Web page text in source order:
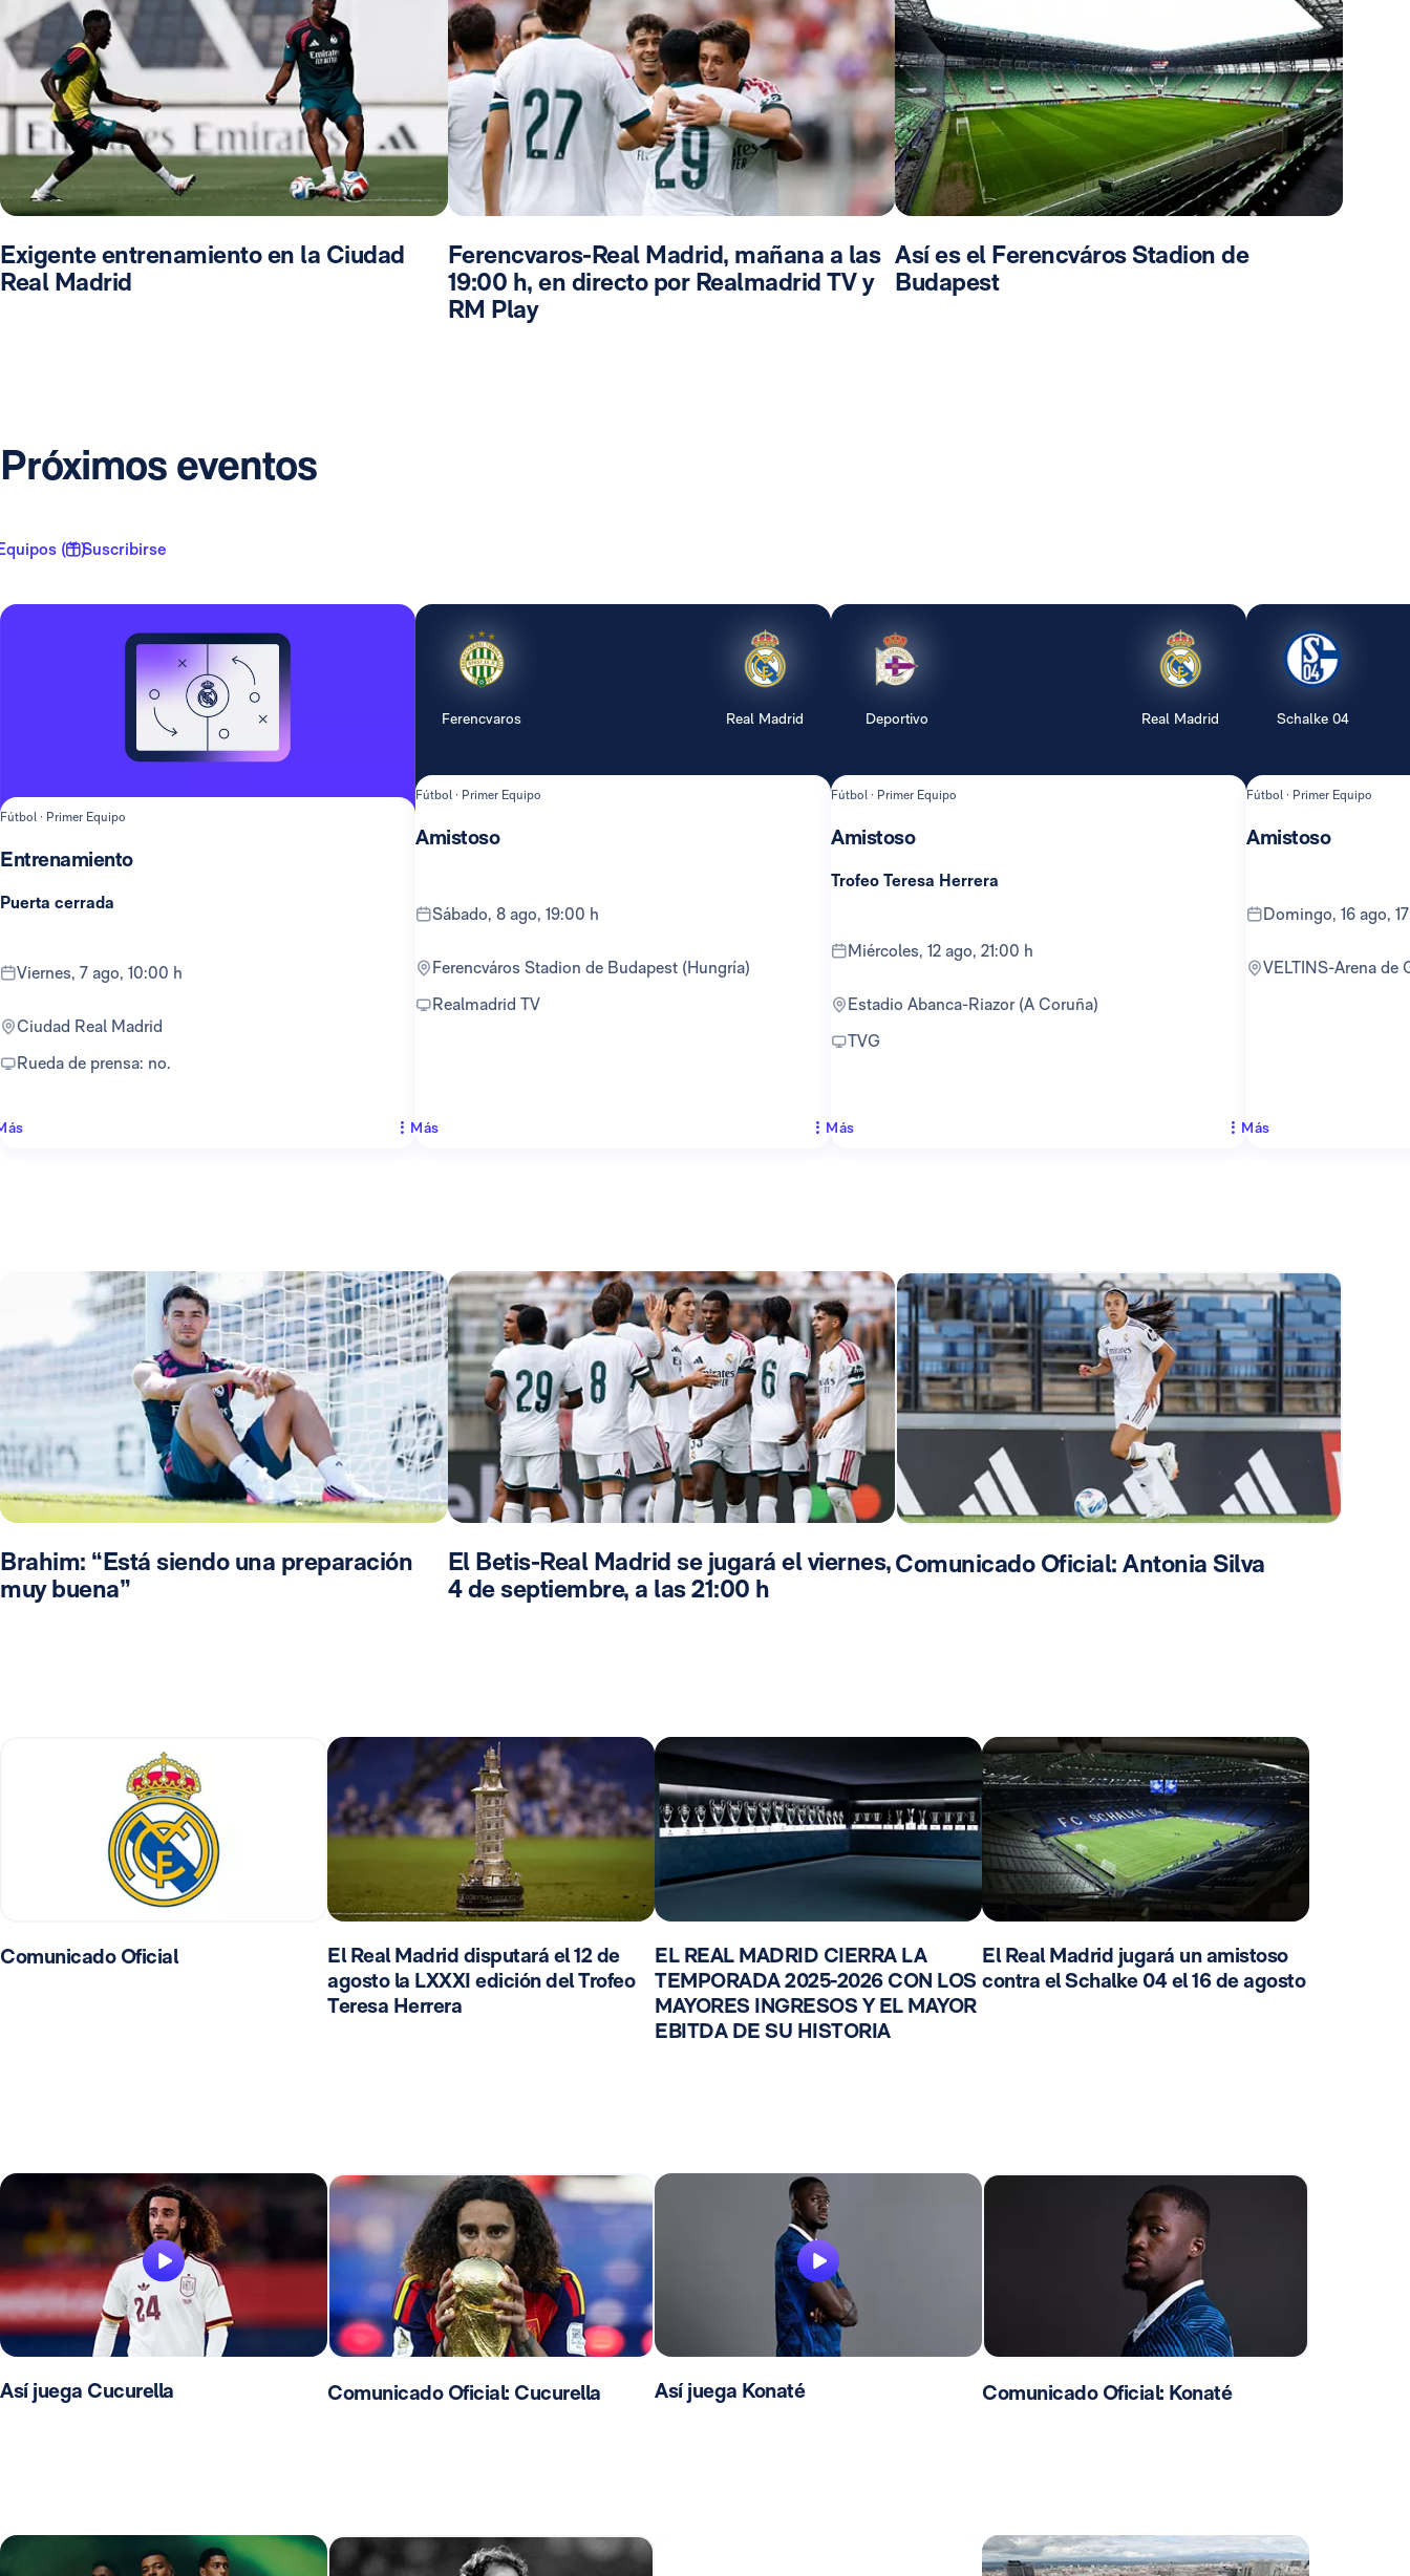
Exigente entrenamiento en la Ciudad
Real Madrid
Ferencvaros-Real Madrid, mañana a las
19:00 h, en directo por Realmadrid TV y
RM Play
Así es el Ferencváros Stadion de
Budapest
Próximos eventos
( 1 )Suscribirse
Fútbol · Primer Equipo
Entrenamiento
Puerta cerrada
viernes, 7 ago, 10:00 h
Ciudad Real Madrid
Rueda de prensa: no.
Ferencvaros Real Madrid
Fútbol · Primer Equipo
Amistoso
sábado, 8 ago, 19:00 h
Ferencváros Stadion de Budapest (Hungría)
Realmadrid TV
Más
Deportivo Real Madrid
Fútbol · Primer Equipo
Amistoso
Trofeo Teresa Herrera
miércoles, 12 ago, 21:00 h
Estadio Abanca-Riazor (A Coruña)
TVG
Más
Schalke 04
Fútbol · Primer Equipo
Amistoso
domingo, 16 ago,
VELTINS-Arena
Más
Brahim: “Está siendo una preparación
muy buena”
El Betis-Real Madrid se jugará el viernes,
4 de septiembre, a las 21:00 h
Comunicado Oficial: Antonia Silva
Comunicado Oficial
El Real Madrid disputará el 12 de
agosto la LXXXI edición del Trofeo
Teresa Herrera
EL REAL MADRID CIERRA LA
TEMPORADA 2025-2026 CON LOS
MAYORES INGRESOS Y EL MAYOR
EBITDA DE SU HISTORIA
El Real Madrid jugará un amistoso
contra el Schalke 04 el 16 de agosto
Así juega Cucurella Comunicado Oficial: Cucurella Así juega Konaté Comunicado Oficial: Konaté